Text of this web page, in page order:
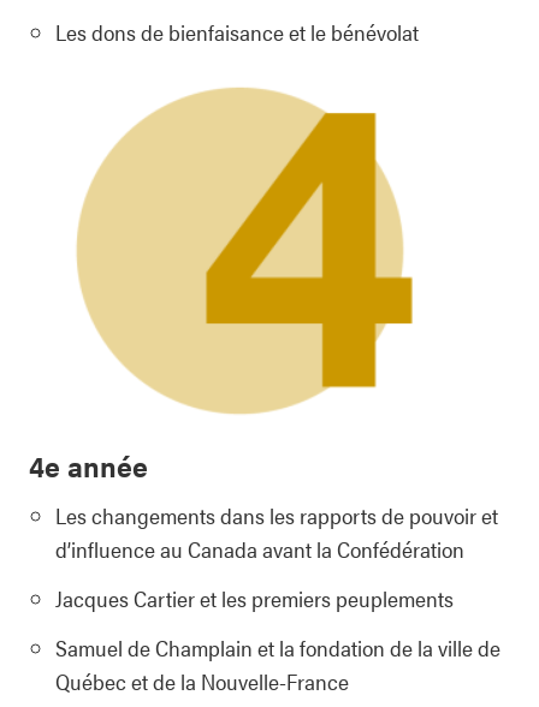
Les dons de bienfaisance et le bénévolat
4e année
Les changements dans les rapports de pouvoir et
d’influence au Canada avant la Confédération
Jacques Cartier et les premiers peuplements
Samuel de Champlain et la fondation de la ville de
Québec et de la Nouvelle-France